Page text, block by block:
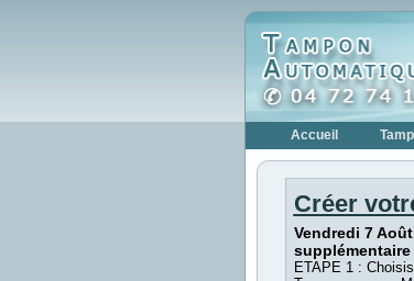
Accueil
Créer
Vendredi 7
ETAPE 1 :